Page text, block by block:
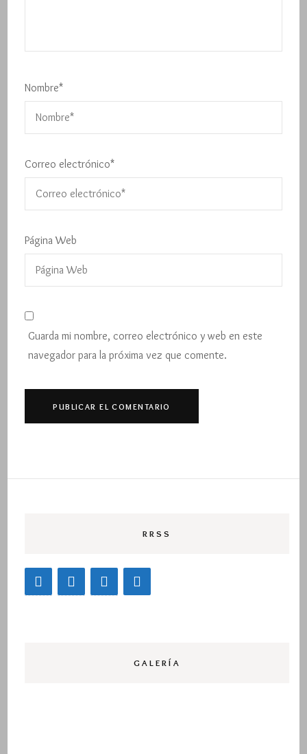
Nombre*
Correo electrónico*
Página Web
Guarda mi nombre, correo electrónico y web en este
navegador para la próxima vez que comente.
RRSS
GALERÍA